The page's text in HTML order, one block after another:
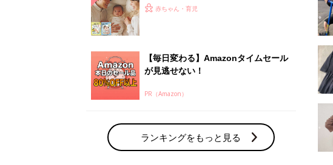
ひよ」
赤ちゃん・育児
【毎日変わる】Amazonタイムセール
が見逃せない！
PR（Amazon）
ランキングをもっと見る